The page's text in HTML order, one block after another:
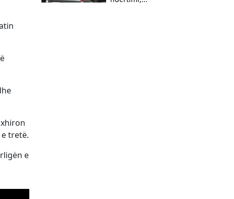
tretë.
e